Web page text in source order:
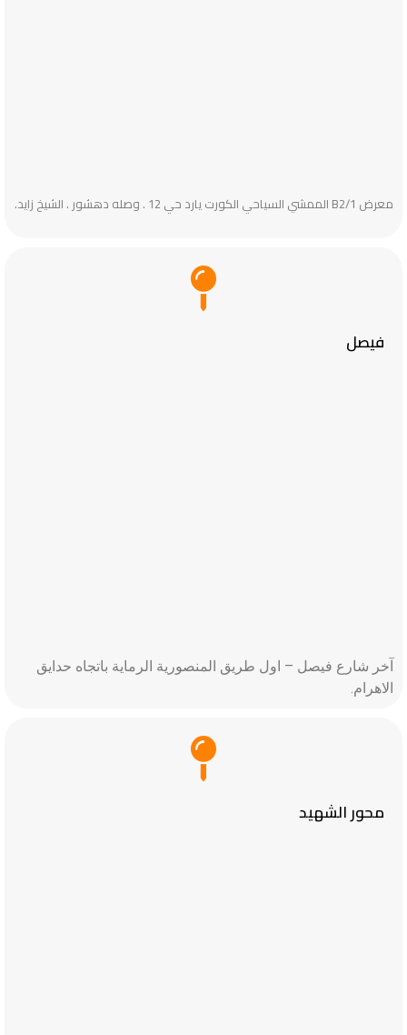
معرض B2/1 الممشي السياحي الكورت يارد حي 12 . وصله دهشور . الشيخ زايد.‎‎
فيصل
آخر شارع فيصل – اول طريق المنصورية الرماية باتجاه حدايق
الاهرام.
محور الشهيد